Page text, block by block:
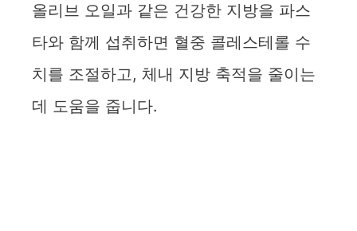
올리브 오일과 같은 건강한 지방을 파스
타와 함께 섭취하면 혈중 콜레스테롤 수
치를 조절하고, 체내 지방 축적을 줄이는
데 도움을 줍니다.